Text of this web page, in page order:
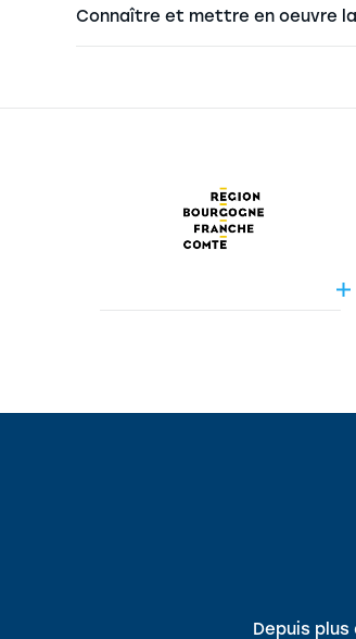
Connaître et mettre en oeuvre la
Depuis